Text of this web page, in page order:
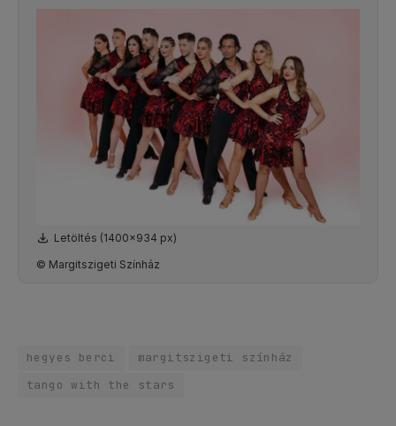
Letöltés (1400x934 px)
© Margitszigeti Színház
hegyes berci
margitszigeti színház
tango with the stars